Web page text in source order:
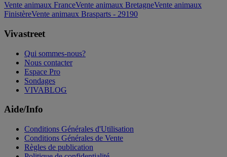
Vente animaux FranceVente animaux BretagneVente animaux
FinistèreVente animaux Brasparts - 29190
Vivastreet
Qui sommes-nous?
Nous contacter
Espace Pro
Sondages
VIVABLOG
Aide/Info
Conditions Générales d'Utilisation
Conditions Générales de Vente
Règles de publication